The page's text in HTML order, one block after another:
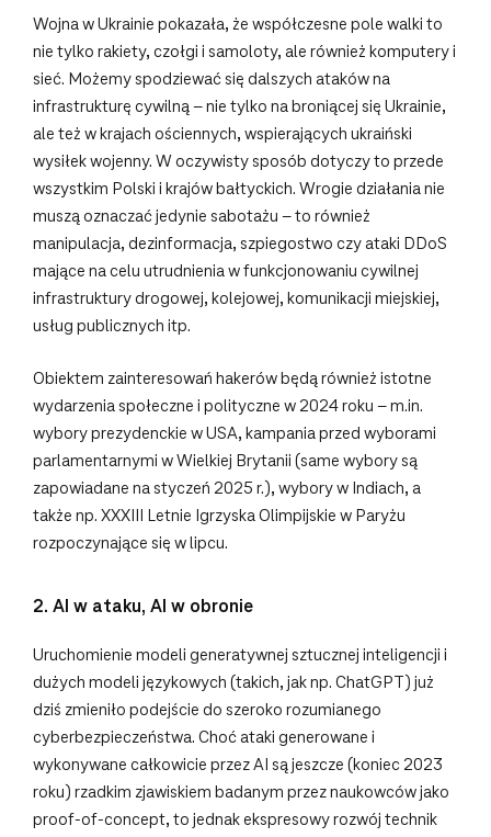
Wojna w Ukrainie pokazała, że współczesne pole walki to
nie tylko rakiety, czołgi i samoloty, ale również komputery i
sieć. Możemy spodziewać się dalszych ataków na
infrastrukturę cywilną – nie tylko na broniącej się Ukrainie,
ale też w krajach ościennych, wspierających ukraiński
wysiłek wojenny. W oczywisty sposób dotyczy to przede
wszystkim Polski i krajów bałtyckich. Wrogie działania nie
muszą oznaczać jedynie sabotażu – to również
manipulacja, dezinformacja, szpiegostwo czy ataki DDoS
mające na celu utrudnienia w funkcjonowaniu cywilnej
infrastruktury drogowej, kolejowej, komunikacji miejskiej,
usług publicznych itp.
Obiektem zainteresowań hakerów będą również istotne
wydarzenia społeczne i polityczne w 2024 roku – m.in.
wybory prezydenckie w USA, kampania przed wyborami
parlamentarnymi w Wielkiej Brytanii (same wybory są
zapowiadane na styczeń 2025 r.), wybory w Indiach, a
także np. XXXIII Letnie Igrzyska Olimpijskie w Paryżu
rozpoczynające się w lipcu.
2. AI w ataku, AI w obronie
Uruchomienie modeli generatywnej sztucznej inteligencji i
dużych modeli językowych (takich, jak np. ChatGPT) już
dziś zmieniło podejście do szeroko rozumianego
cyberbezpieczeństwa. Choć ataki generowane i
wykonywane całkowicie przez AI są jeszcze (koniec 2023
roku) rzadkim zjawiskiem badanym przez naukowców jako
proof-of-concept, to jednak ekspresowy rozwój technik